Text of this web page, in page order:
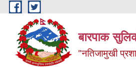
Skip to main content
बारपाक
"नतिजामुखी